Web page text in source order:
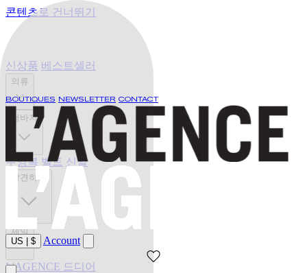
콘텐츠로 건너뛰기
BOUTIQUES NEWSLETTER CONTACT
US $ Account
신상품 베스트셀러
의류
청바지
수영복 벨트 신발
발견하기
세일
L'AGENCE 드디어